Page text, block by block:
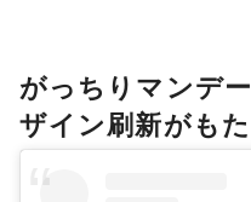
がっちりマンデ
ザイン刷新がも